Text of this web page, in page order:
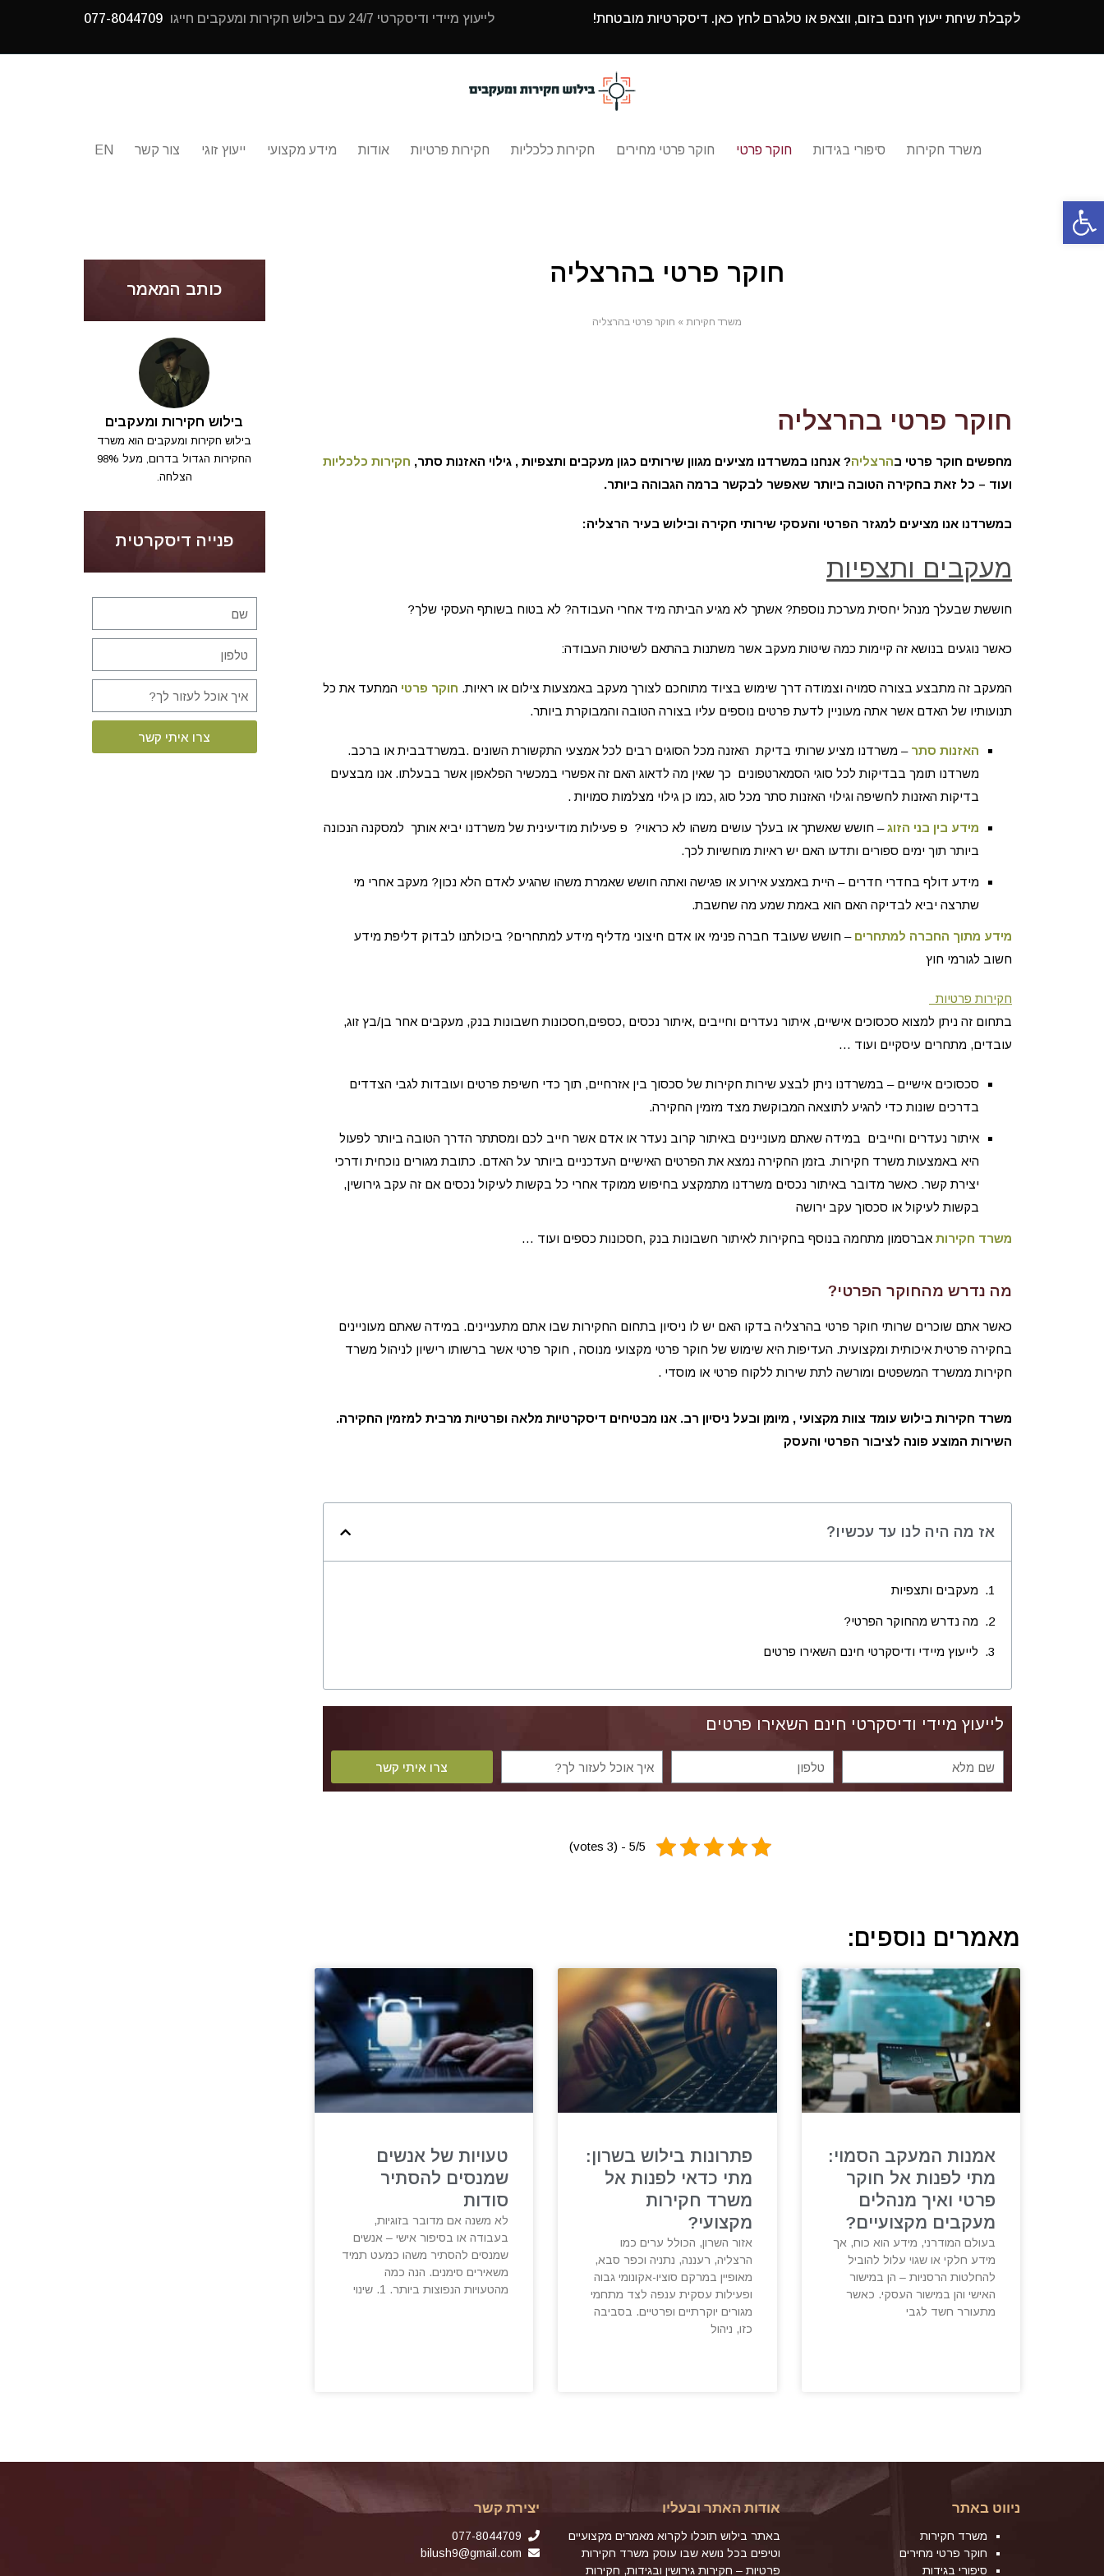
פתח סרגל נגישות
לקבלת שיחת ייעוץ חינם בזום, ווצאפ או טלגרם לחץ כאן. דיסקרטיות מובטחת! לייעוץ מיידי ודיסקרטי 24/7 עם בילוש חקירות ומעקבים חייגו 077-8044709
משרד חקירות סיפורי בגידות חוקר פרטי חוקר פרטי מחירים חקירות כלכליות חקירות פרטיות אודות מידע מקצועי ייעוץ זוגי צור קשר EN
חוקר פרטי בהרצליה
משרד חקירות» חוקר פרטי בהרצליה
חוקר פרטי בהרצליה
מחפשים חוקר פרטי בהרצליה? אנחנו במשרדנו מציעים מגוון שירותים כגון מעקבים ותצפיות , גילוי האזנות סתר, חקירות כלכליות
ועוד – כל זאת בחקירה הטובה ביותר שאפשר לבקשר ברמה הגבוהה ביותר.
במשרדנו אנו מציעים למגזר הפרטי והעסקי שירותי חקירה ובילוש בעיר הרצליה:
מעקבים ותצפיות
חוששת שבעלך מנהל יחסית מערכת נוספת? אשתך לא מגיע הביתה מיד אחרי העבודה? לא בטוח בשותף העסקי שלך?
כאשר נוגעים בנושא זה קיימות כמה שיטות מעקב אשר משתנות בהתאם לשיטות העבודה:
המעקב זה מתבצע בצורה סמויה וצמודה דרך שימוש בציוד מתוחכם לצורך מעקב באמצעות צילום או ראיות. חוקר פרטי המתעד את כל
תנועותיו של האדם אשר אתה מעוניין לדעת פרטים נוספים עליו בצורה הטובה והמבוקרת ביותר.
האזנות סתר – משרדנו מציע שרותי בדיקת האזנה מכל הסוגים רבים לכל אמצעי התקשורת השונים .במשרדבבית או ברכב.
משרדנו תומך בבדיקות לכל סוגי הסמארטפונים כך שאין מה לדאוג האם זה אפשרי במכשיר הפלאפון אשר בבעלתו. אנו מבצעים
בדיקות האזנות לחשיפה וגילוי האזנות סתר מכל סוג ,כמו כן גילוי מצלמות סמויות .
מידע בין בני הזוג– חושש שאשתך או בעלך עושים משהו לא כראוי? פ פעילות מודיעינית של משרדנו יביא אותך למסקנה הנכונה
ביותר תוך ימים ספורים ותדעו האם יש ראיות מוחשיות לכך.
מידע דולף בחדרי חדרים – היית באמצע אירוע או פגישה ואתה חושש שאמרת משהו שהגיע לאדם הלא נכון? מעקב אחרי מי
שתרצה יביא לבדיקה האם הוא באמת שמע מה שחשבת.
מידע מתוך החברה למתחרים – חושש שעובד חברה פנימי או אדם חיצוני מדליף מידע למתחרים? ביכולתנו לבדוק דליפת מידע
חשוב לגורמי חוץ
חקירות פרטיות
בתחום זה ניתן למצוא סכסוכים אישיים, איתור נעדרים וחייבים ,איתור נכסים ,כספים,חסכונות חשבונות בנק, מעקבים אחר בן/בץ זוג,
עובדים, מתחרים עיסקיים ועוד …
סכסוכים אישיים – במשרדנו ניתן לבצע שירות חקירות של סכסוך בין אזרחיים, תוך כדי חשיפת פרטים ועובדות לגבי הצדדים
בדרכים שונות כדי להגיע לתוצאה המבוקשת מצד מזמין החקירה.
איתור נעדרים וחייבים במידה שאתם מעוניינים באיתור קרוב נעדר או אדם אשר חייב לכם ומסתתר הדרך הטובה ביותר לפעול
היא באמצעות משרד חקירות. בזמן החקירה נמצא את הפרטים האישיים העדכניים ביותר על האדם. כתובת מגורים נוכחית ודרכי
יצירת קשר. כאשר מדובר באיתור נכסים משרדנו מתמקצע בחיפוש ממוקד אחרי כל בקשות לעיקול נכסים אם זה עקב גירושין,
בקשות לעיקול או סכסוך עקב ירושה
משרד חקירות אברסמון מתחמה בנוסף בחקירות לאיתור חשבונות בנק ,חסכונות כספים ועוד …
מה נדרש מהחוקר הפרטי?
כאשר אתם שוכרים שרותי חוקר פרטי בהרצליה בדקו האם יש לו ניסיון בתחום החקירות שבו אתם מתעניינים. במידה שאתם מעוניינים
בחקירה פרטית איכותית ומקצועית. העדיפות היא שימוש של חוקר פרטי מקצועי מנוסה , חוקר פרטי אשר ברשותו רישיון לניהול משרד
חקירות ממשרד המשפטים ומורשה לתת שירות ללקוח פרטי או מוסדי .
משרד חקירות בילוש עומד צוות מקצועי , מיומן ובעל ניסיון רב. אנו מבטיחים דיסקרטיות מלאה ופרטיות מרבית למזמין החקירה.
השירות המוצע פונה לציבור הפרטי והעסק
אז מה היה לנו עד עכשיו?
מעקבים ותצפיות
מה נדרש מהחוקר הפרטי?
לייעוץ מיידי ודיסקרטי חינם השאירו פרטים
לייעוץ מיידי ודיסקרטי חינם השאירו פרטים
צרו איתי קשר
5/5 - (3 votes)
מאמרים נוספים:
אמנות המעקב הסמוי:
מתי לפנות אל חוקר
פרטי ואיך מנהלים
מעקבים מקצועיים?
בעולם המודרני, מידע הוא כוח, אך
מידע חלקי או שגוי עלול להוביל
להחלטות הרסניות – הן במישור
האישי והן במישור העסקי. כאשר
מתעורר חשד לגבי
פתרונות בילוש בשרון:
מתי כדאי לפנות אל
משרד חקירות
מקצועי?
אזור השרון, הכולל ערים כמו
הרצליה, רעננה, נתניה וכפר סבא,
מאופיין במרקם סוציו-אקונומי גבוה
ופעילות עסקית ענפה לצד מתחמי
מגורים יוקרתיים ופרטיים. בסביבה
כזו, ניהול
טעויות של אנשים
שמנסים להסתיר
סודות
לא משנה אם מדובר בזוגיות,
בעבודה או בסיפור אישי – אנשים
שמנסים להסתיר משהו כמעט תמיד
משאירים סימנים. הנה כמה
מהטעויות הנפוצות ביותר. 1. שינוי
כותב המאמר
בילוש חקירות ומעקבים
בילוש חקירות ומעקבים הוא משרד
החקירות הגדול בדרום, מעל 98%
הצלחה.
פנייה דיסקרטית
צרו איתי קשר
ניווט באתר
משרד חקירות
חוקר פרטי מחירים
סיפורי בגידות
אודות האתר ובעליו
באתר בילוש תוכלו לקרוא מאמרים מקצועיים
וטיפים בכל נושא שבו עוסק משרד חקירות
פרטיות – חקירות גירושין ובגידות, חקירות
יצירת קשר
bilush9@gmail.com